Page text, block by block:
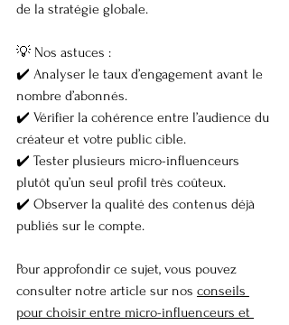
de la stratégie globale.
💡 Nos astuces :
✔️ Analyser le taux d’engagement avant le
nombre d’abonnés.
✔️ Vérifier la cohérence entre l’audience du
créateur et votre public cible.
✔️ Tester plusieurs micro-influenceurs
plutôt qu’un seul profil très coûteux.
✔️ Observer la qualité des contenus déjà
publiés sur le compte.
Pour approfondir ce sujet, vous pouvez
consulter notre article sur nos conseils
pour choisir entre micro-influenceurs et